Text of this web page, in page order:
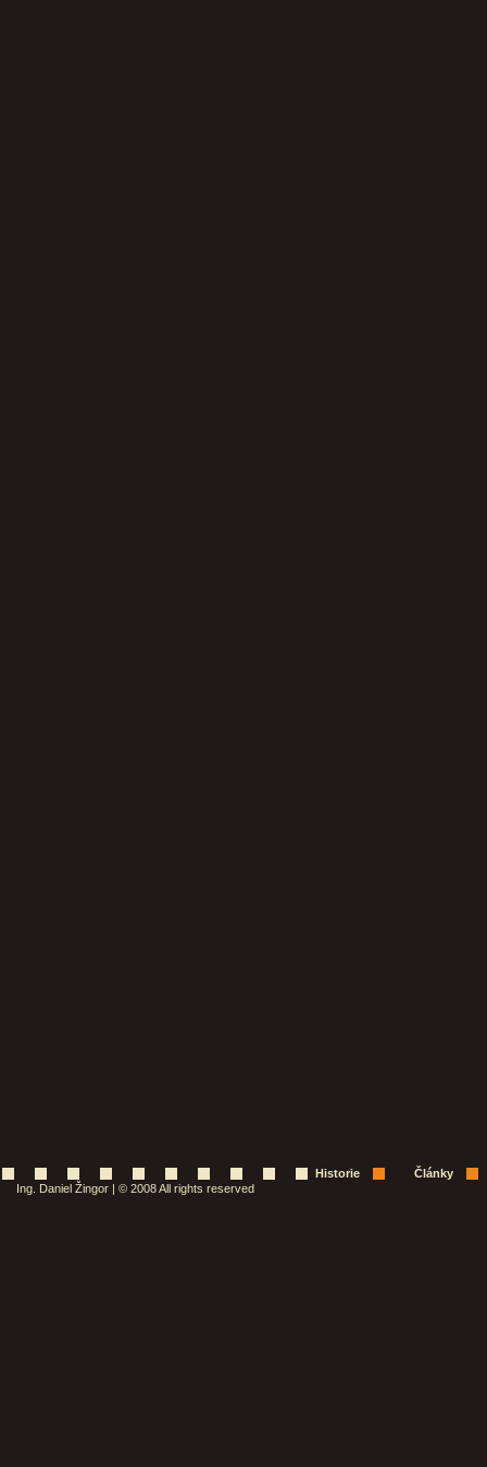
Historie
Články
Ing. Daniel Žingor | © 2008 All rights reserved